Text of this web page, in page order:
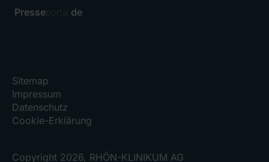
Presseportal. de
Sitemap
Impressum
Datenschutz
Cookie-Erklärung
Copyright 2026, RHÖN-KLINIKUM AG